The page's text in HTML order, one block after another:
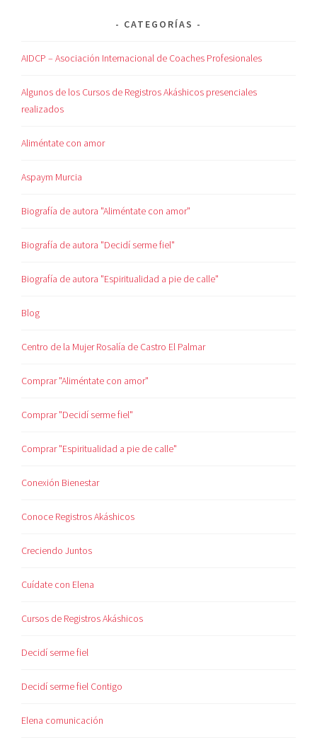
CATEGORÍAS
AIDCP – Asociación Internacional de Coaches Profesionales
Algunos de los Cursos de Registros Akáshicos presenciales
realizados
Aliméntate con amor
Aspaym Murcia
Biografía de autora "Aliméntate con amor"
Biografía de autora "Decidí serme fiel"
Biografía de autora "Espiritualidad a pie de calle"
Blog
Centro de la Mujer Rosalía de Castro El Palmar
Comprar "Aliméntate con amor"
Comprar "Decidí serme fiel"
Comprar "Espiritualidad a pie de calle"
Conexión Bienestar
Conoce Registros Akáshicos
Creciendo Juntos
Cuídate con Elena
Cursos de Registros Akáshicos
Decidí serme fiel
Decidí serme fiel Contigo
Elena comunicación